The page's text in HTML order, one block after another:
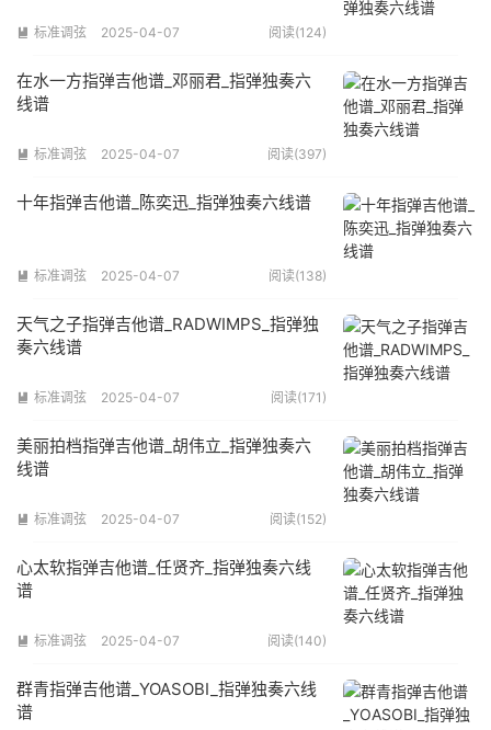
 标准调弦 2025-04-07 阅读(124)
在水一方指弹吉他谱_邓丽君_指弹独奏六
线谱
 标准调弦 2025-04-07 阅读(397)
十年指弹吉他谱_陈奕迅_指弹独奏六线谱
 标准调弦 2025-04-07 阅读(138)
天气之子指弹吉他谱_RADWIMPS_指弹独
奏六线谱
 标准调弦 2025-04-07 阅读(171)
美丽拍档指弹吉他谱_胡伟立_指弹独奏六
线谱
 标准调弦 2025-04-07 阅读(152)
心太软指弹吉他谱_任贤齐_指弹独奏六线
谱
 标准调弦 2025-04-07 阅读(140)
群青指弹吉他谱_YOASOBI_指弹独奏六线
谱